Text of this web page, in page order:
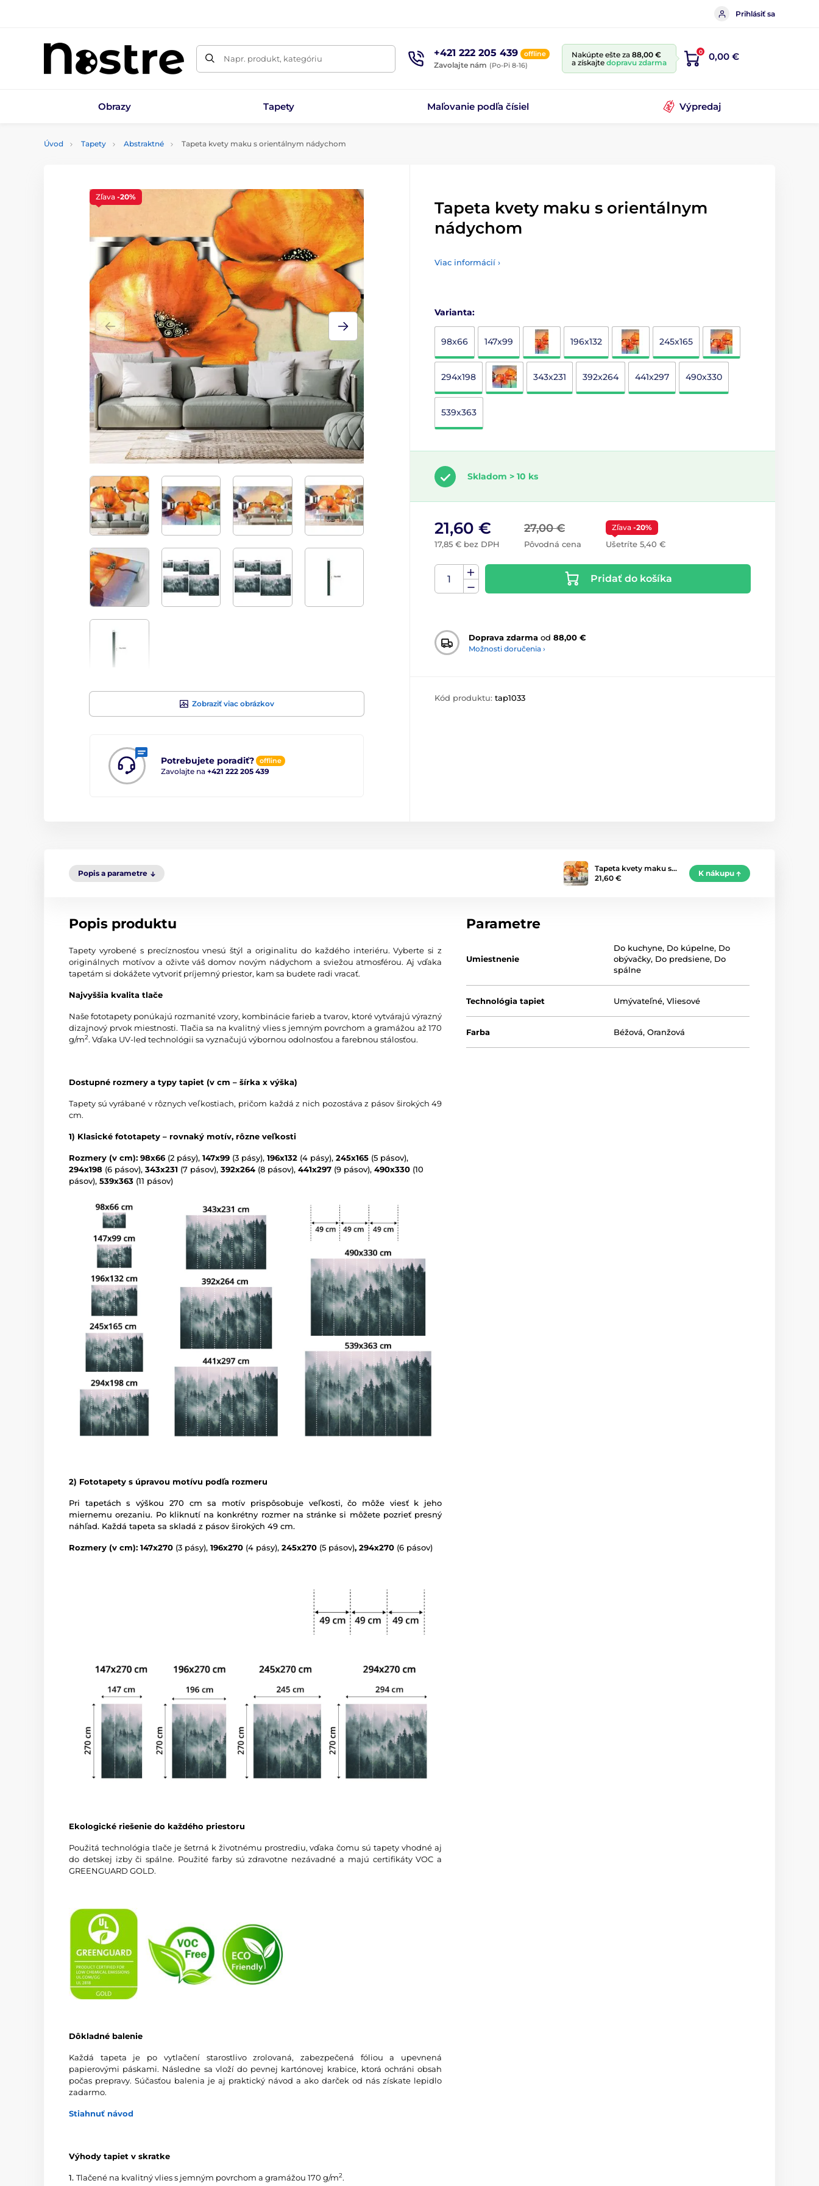
Prihlásiť sa
Napr. produkt, kategóriu +421 222 205 439 offline
Zavolajte nám (Po-Pi 8-16)
Nakúpte ešte za 88,00 €
a získajte dopravu zdarma
0 0,00 €
Obrazy Tapety Maľovanie podľa čísiel Výpredaj
Úvod Tapety Abstraktné Tapeta kvety maku s orientálnym nádychom
Zobraziť viac obrázkov
Potrebujete poradiť? offline
Zavolajte na +421 222 205 439
Zľava -20%
Tapeta kvety maku s orientálnym
nádychom
Viac informácií ›
Varianta:
98x66 147x99 196x132 245x165
294x198 343x231 392x264 441x297 490x330
539x363
Skladom > 10 ks
27,00 €
Pôvodná cena
21,60 €
17,85 € bez DPH
Zľava -20%
Ušetríte 5,40 €
Pridať do košíka
Doprava zdarma od 88,00 €
Možnosti doručenia ›
Kód produktu: tap1033
Popis a parametre
Tapeta kvety maku s…
21,60 €
K nákupu
Popis produktu
Tapety vyrobené s precíznosťou vnesú štýl a originalitu do každého interiéru. Vyberte si z
originálnych motívov a oživte váš domov novým nádychom a sviežou atmosférou. Aj vďaka
tapetám si dokážete vytvoriť príjemný priestor, kam sa budete radi vracať.
Najvyššia kvalita tlače
Naše fototapety ponúkajú rozmanité vzory, kombinácie farieb a tvarov, ktoré vytvárajú výrazný
dizajnový prvok miestnosti. Tlačia sa na kvalitný vlies s jemným povrchom a gramážou až 170
g/m2. Vďaka UV-led technológii sa vyznačujú výbornou odolnosťou a farebnou stálosťou.
Dostupné rozmery a typy tapiet (v cm – šírka x výška)
Tapety sú vyrábané v rôznych veľkostiach, pričom každá z nich pozostáva z pásov širokých 49
cm.
1) Klasické fototapety – rovnaký motív, rôzne veľkosti
Rozmery (v cm): 98x66 (2 pásy), 147x99 (3 pásy), 196x132 (4 pásy), 245x165 (5 pásov),
294x198 (6 pásov), 343x231 (7 pásov), 392x264 (8 pásov), 441x297 (9 pásov), 490x330 (10
pásov), 539x363 (11 pásov)
2) Fototapety s úpravou motívu podľa rozmeru
Pri tapetách s výškou 270 cm sa motív prispôsobuje veľkosti, čo môže viesť k jeho
miernemu orezaniu. Po kliknutí na konkrétny rozmer na stránke si môžete pozrieť presný
náhľad. Každá tapeta sa skladá z pásov širokých 49 cm.
Rozmery (v cm): 147x270 (3 pásy), 196x270 (4 pásy), 245x270 (5 pásov), 294x270 (6 pásov)
Ekologické riešenie do každého priestoru
Použitá technológia tlače je šetrná k životnému prostrediu, vďaka čomu sú tapety vhodné aj
do detskej izby či spálne. Použité farby sú zdravotne nezávadné a majú certifikáty VOC a
GREENGUARD GOLD.
Dôkladné balenie
Každá tapeta je po vytlačení starostlivo zrolovaná, zabezpečená fóliou a upevnená
papierovými páskami. Následne sa vloží do pevnej kartónovej krabice, ktorá ochráni obsah
počas prepravy. Súčasťou balenia je aj praktický návod a ako darček od nás získate lepidlo
zadarmo.
Stiahnuť návod
Výhody tapiet v skratke
1. Tlačené na kvalitný vlies s jemným povrchom a gramážou 170 g/m2.
Parametre
Umiestnenie
Do kuchyne, Do kúpelne, Do
obývačky, Do predsiene, Do
spálne
Technológia tapiet Umývateľné,Vliesové
Farba Béžová,Oranžová